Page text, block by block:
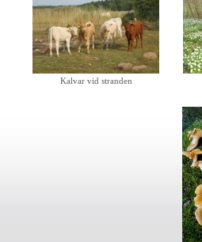
Kalvar vid stranden